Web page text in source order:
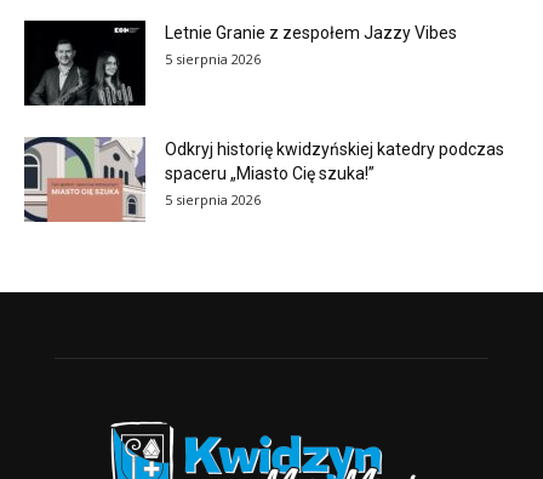
Letnie Granie z zespołem Jazzy Vibes
5 sierpnia 2026
Odkryj historię kwidzyńskiej katedry podczas
spaceru „Miasto Cię szuka!”
5 sierpnia 2026